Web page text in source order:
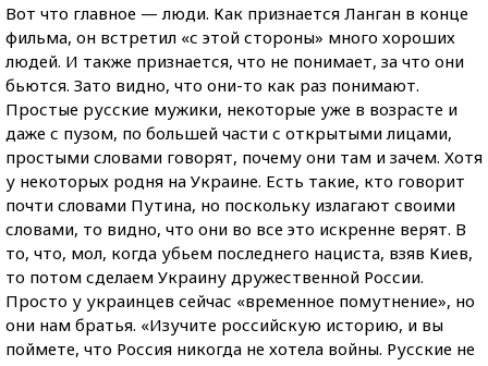
Вот что главное — люди. Как признается Ланган в конце
фильма, он встретил «с этой стороны» много хороших
людей. И также признается, что не понимает, за что они
бьются. Зато видно, что они-то как раз понимают.
Простые русские мужики, некоторые уже в возрасте и
даже с пузом, по большей части с открытыми лицами,
простыми словами говорят, почему они там и зачем. Хотя
у некоторых родня на Украине. Есть такие, кто говорит
почти словами Путина, но поскольку излагают своими
словами, то видно, что они во все это искренне верят. В
то, что, мол, когда убьем последнего нациста, взяв Киев,
то потом сделаем Украину дружественной России.
Просто у украинцев сейчас «временное помутнение», но
они нам братья. «Изучите российскую историю, и вы
поймете, что Россия никогда не хотела войны. Русские не